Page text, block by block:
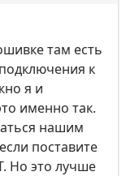
там есть
к
я и
именно так.
нашим
поставите
Но это лучше